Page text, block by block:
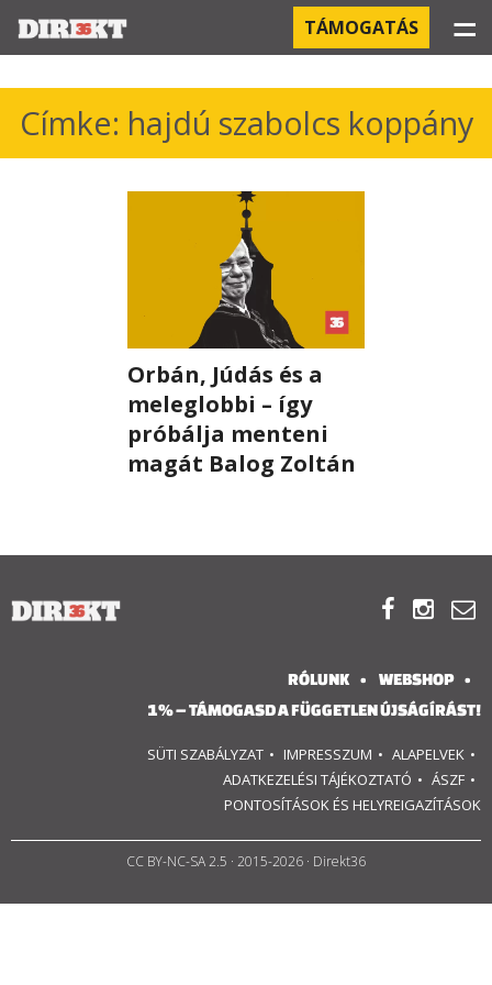
PROJEKTEK
KÓRHÁZI FERTŐZÉSEK
OROSZ KAPCSOLATOK
PEGASUS-MEGFIGYELÉSEK
AZ ORBÁN CSALÁD ÜZLETEI
WEBSHOP
TÁMOGATÁS ☰
Címke: hajdú szabolcs koppány
Orbán, Júdás és a
meleglobbi – így
próbálja menteni
magát Balog Zoltán
  
RÓLUNK
WEBSHOP
1% – TÁMOGASD A FÜGGETLEN ÚJSÁGÍRÁST!
SÜTI SZABÁLYZAT IMPRESSZUM
ALAPELVEK
ADATKEZELÉSI TÁJÉKOZTATÓ
ÁSZF
PONTOSÍTÁSOK ÉS HELYREIGAZÍTÁSOK
CC BY-NC-SA 2.5 · 2015-2026 · Direkt36